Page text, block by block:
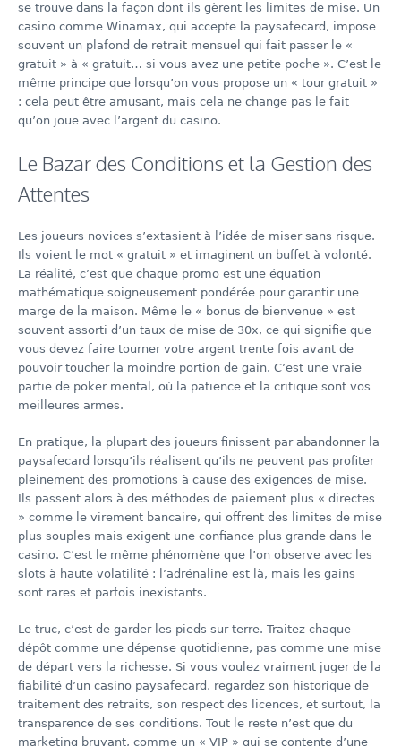
se trouve dans la façon dont ils gèrent les limites de mise. Un
casino comme Winamax, qui accepte la paysafecard, impose
souvent un plafond de retrait mensuel qui fait passer le «
gratuit » à « gratuit… si vous avez une petite poche ». C’est le
même principe que lorsqu’on vous propose un « tour gratuit »
: cela peut être amusant, mais cela ne change pas le fait
qu’on joue avec l’argent du casino.
Le Bazar des Conditions et la Gestion des
Attentes
Les joueurs novices s’extasient à l’idée de miser sans risque.
Ils voient le mot « gratuit » et imaginent un buffet à volonté.
La réalité, c’est que chaque promo est une équation
mathématique soigneusement pondérée pour garantir une
marge de la maison. Même le « bonus de bienvenue » est
souvent assorti d’un taux de mise de 30x, ce qui signifie que
vous devez faire tourner votre argent trente fois avant de
pouvoir toucher la moindre portion de gain. C’est une vraie
partie de poker mental, où la patience et la critique sont vos
meilleures armes.
En pratique, la plupart des joueurs finissent par abandonner la
paysafecard lorsqu’ils réalisent qu’ils ne peuvent pas profiter
pleinement des promotions à cause des exigences de mise.
Ils passent alors à des méthodes de paiement plus « directes
» comme le virement bancaire, qui offrent des limites de mise
plus souples mais exigent une confiance plus grande dans le
casino. C’est le même phénomène que l’on observe avec les
slots à haute volatilité : l’adrénaline est là, mais les gains
sont rares et parfois inexistants.
Le truc, c’est de garder les pieds sur terre. Traitez chaque
dépôt comme une dépense quotidienne, pas comme une mise
de départ vers la richesse. Si vous voulez vraiment juger de la
fiabilité d’un casino paysafecard, regardez son historique de
traitement des retraits, son respect des licences, et surtout, la
transparence de ses conditions. Tout le reste n’est que du
marketing bruyant, comme un « VIP » qui se contente d’une